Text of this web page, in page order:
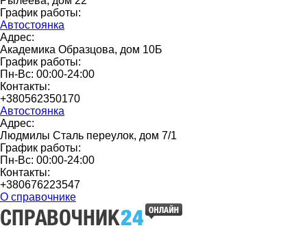
График работы:
Автостоянка
Адрес:
Академика Образцова, дом 10Б
График работы:
Пн-Вс: 00:00-24:00
Контакты:
+380562350170
Автостоянка
Адрес:
Людмилы Сталь переулок, дом 7/1
График работы:
Пн-Вс: 00:00-24:00
Контакты:
+380676223547
О справочнике